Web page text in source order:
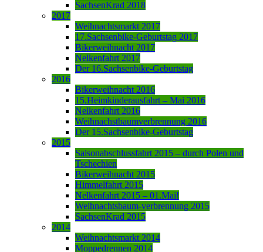
SachsenKrad 2018
2017
Weihnachtsmarkt 2017
17.Sachsenbike-Geburtstag 2017
Bikerweihnacht 2017
Nelkenfahrt 2017
Der 16.Sachsenbike-Geburtstag
2016
Bikerweihnacht 2016
15.Heimkinderausfahrt – Mai 2016
Nelkenfahrt 2016
Weihnachstbaumverbrennung 2016
Der 15.Sachsenbike-Geburtstag
2015
Saisonabschlussfahrt 2015 – durch Polen und
Tschechien
Bikerweihnacht 2015
Himmelfahrt 2015
Nelkenfahrt 2015 – 01.Mai!
Weihnachtsbaum-verbrennung 2015
SachsenKrad 2015
2014
Weihnachtsmarkt 2014
Moppedrennen 2014